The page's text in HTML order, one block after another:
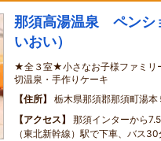
那須高湯温泉 ペンシ
いおい）
★全３室★小さなお子様ファミリ
切温泉・手作りケーキ
住所
栃木県那須郡那須町湯本
アクセス
那須インターから
（東北新幹線）駅で下車、バス